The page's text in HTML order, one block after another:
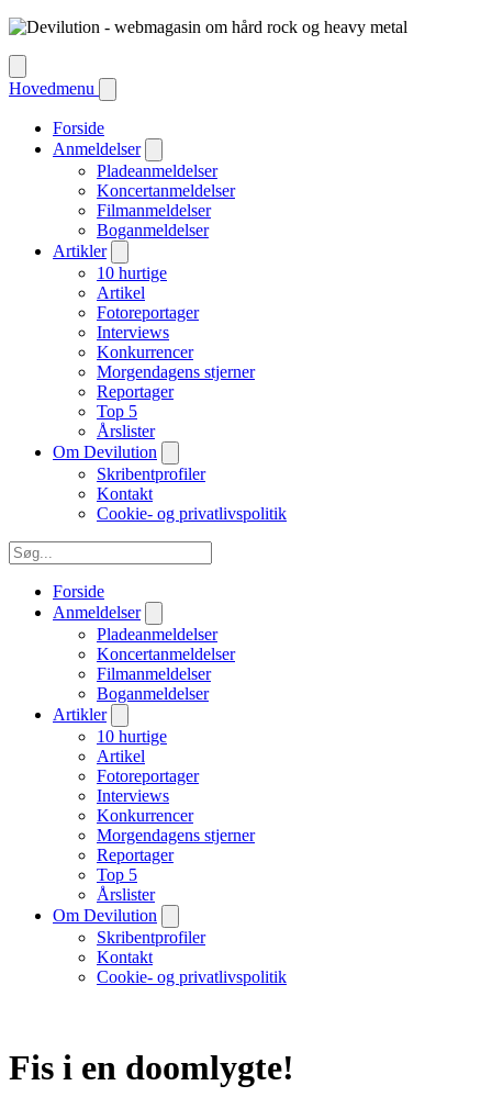
Hovedmenu
Forside
Anmeldelser
Pladeanmeldelser
Koncertanmeldelser
Filmanmeldelser
Boganmeldelser
Artikler
10 hurtige
Artikel
Fotoreportager
Interviews
Konkurrencer
Morgendagens stjerner
Reportager
Top 5
Årslister
Om Devilution
Skribentprofiler
Kontakt
Cookie- og privatlivspolitik
Forside
Anmeldelser
Pladeanmeldelser
Koncertanmeldelser
Filmanmeldelser
Boganmeldelser
Artikler
10 hurtige
Artikel
Fotoreportager
Interviews
Konkurrencer
Morgendagens stjerner
Reportager
Top 5
Årslister
Om Devilution
Skribentprofiler
Kontakt
Cookie- og privatlivspolitik
Fis i en doomlygte!